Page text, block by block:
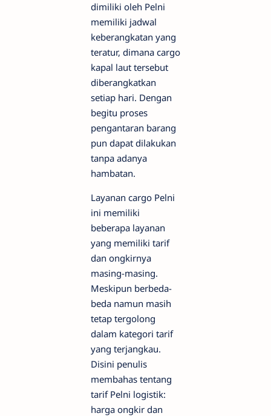
dimiliki oleh Pelni
memiliki jadwal
keberangkatan yang
teratur, dimana cargo
kapal laut tersebut
diberangkatkan
setiap hari. Dengan
begitu proses
pengantaran barang
pun dapat dilakukan
tanpa adanya
hambatan.
Layanan cargo Pelni
ini memiliki
beberapa layanan
yang memiliki tarif
dan ongkirnya
masing-masing.
Meskipun berbeda-
beda namun masih
tetap tergolong
dalam kategori tarif
yang terjangkau.
Disini penulis
membahas tentang
tarif Pelni logistik:
harga ongkir dan